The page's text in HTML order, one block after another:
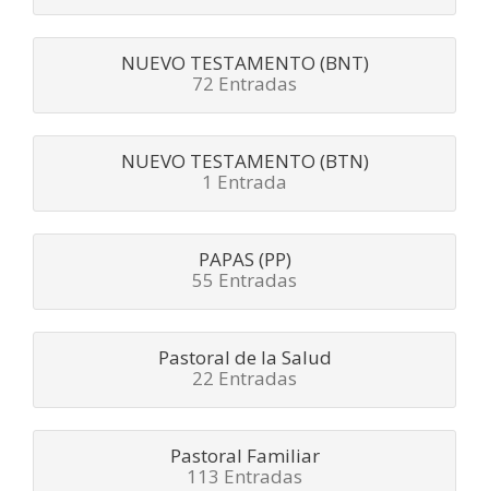
NUEVO TESTAMENTO (BNT)
72 Entradas
NUEVO TESTAMENTO (BTN)
1 Entrada
PAPAS (PP)
55 Entradas
Pastoral de la Salud
22 Entradas
Pastoral Familiar
113 Entradas